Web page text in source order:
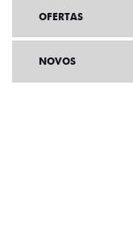
OFERTAS
NOVOS